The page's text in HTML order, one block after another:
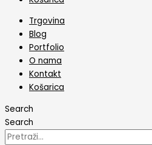
Trgovina
Blog
Portfolio
O nama
Kontakt
Košarica
Search
Search